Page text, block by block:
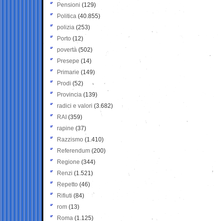
Pensioni (129)
Politica (40.855)
polizia (253)
Porto (12)
povertà (502)
Presepe (14)
Primarie (149)
Prodi (52)
Provincia (139)
radici e valori (3.682)
RAI (359)
rapine (37)
Razzismo (1.410)
Referendum (200)
Regione (344)
Renzi (1.521)
Repetto (46)
Rifiuti (84)
rom (13)
Roma (1.125)